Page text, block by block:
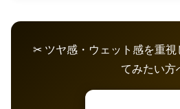
✂ ツヤ感・ウェット感を重視
てみたい方